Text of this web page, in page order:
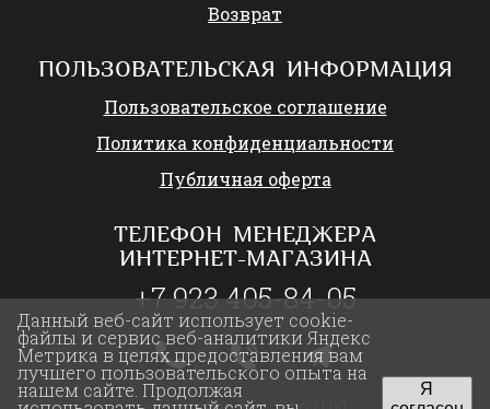
Возврат
ПОЛЬЗОВАТЕЛЬСКАЯ ИНФОРМАЦИЯ
Пользовательское соглашение
Политика конфиденциальности
Публичная оферта
ТЕЛЕФОН МЕНЕДЖЕРА
ИНТЕРНЕТ-МАГАЗИНА
+7 923 405-84-05
Данный веб-сайт использует cookie-
файлы и сервис веб-аналитики Яндекс
Метрика в целях предоставления вам
лучшего пользовательского опыта на
нашем сайте. Продолжая
Я